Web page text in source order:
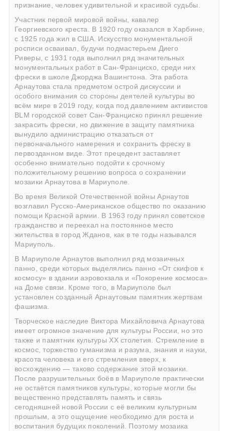
признание, человек удивительной и красивой судьбы.
Участник первой мировой войны, кавалер
Георгиевского креста. В 1920 году оказался в Харбине,
с 1925 года жил в США. Искусство монументальной
росписи осваивал, будучи подмастерьем Диего
Риверы, с 1931 года выполнил ряд значительных
монументальных работ в Сан-Франциско, среди них
фрески в школе Джорджа Вашингтона. Эта работа
Арнаутова стала предметом острой дискуссии и
особого внимания со стороны деятелей культуры во
всём мире в 2019 году, когда под давлением активистов
BLM городской совет Сан-Франциско принял решение
закрасить фрески, но движение в защиту памятника
вынудило администрацию отказаться от
первоначального намерения и сохранить фреску в
первозданном виде. Этот прецедент заставляет
особенно внимательно подойти к срочному
положительному решению вопроса о сохранении
мозаики Арнаутова в Мариуполе.
Во время Великой Отечественной войны Арнаутов
возглавил Русско-Американское общество по оказанию
помощи Красной армии. В 1963 году принял советское
гражданство и переехал на постоянное место
жительства в город Жданов, как в те годы назывался
Мариуполь.
В Мариуполе Арнаутов выполнил ряд мозаичных
панно, среди которых выделялись панно «От скифов к
космосу» в здании аэровокзала и «Покорение космоса»
на Доме связи. Кроме того, в Мариуполе был
установлен созданный Арнаутовым памятник жертвам
фашизма.
Творческое наследие Виктора Михайловича Арнаутова
имеет огромное значение для культуры России, но это
также и памятник культуры ХХ столетия. Стремление в
космос, торжество гуманизма и разума, знания и науки,
красота человека и его стремления вверх, к
восхождению — таково содержание этой мозаики.
После разрушительных боёв в Мариуполе практически
не остаётся памятников культуры, которые могли бы
вещественно представлять память и связь
сегодняшней новой России с её великим культурным
прошлым, а это ощущение необходимо для роста и
воспитания будущих поколений. Поэтому мозаика